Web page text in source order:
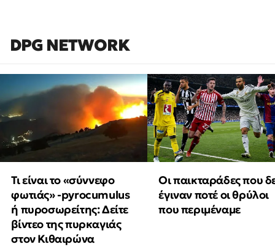
DPG NETWORK
Τι είναι το «σύννεφο
φωτιάς» -pyrocumulus
ή πυροσωρείτης: Δείτε
βίντεο της πυρκαγιάς
στον Κιθαιρώνα
Οι παικταράδες που
έγιναν ποτέ οι θρύλοι
που περιμέναμε